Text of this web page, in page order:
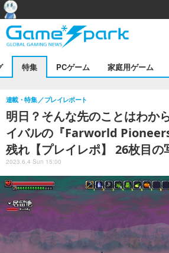
特集 PCゲーム 家庭用ゲーム
明日？そんな先のことはわか
イバルの『Farworld
残れ【プレイレポ】 26枚目の
連載・特集 プレイレポート
2023.6.4 Sun 15:00